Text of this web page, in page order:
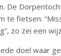
De
te fietsen.
zo zei een
doel waar